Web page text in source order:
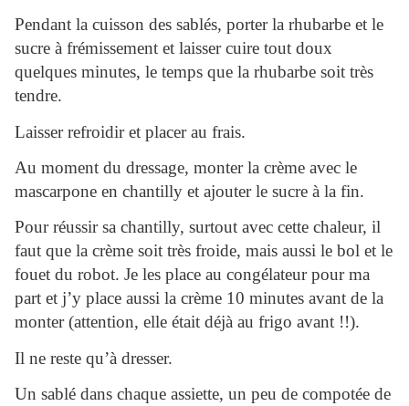
Pendant la cuisson des sablés, porter la rhubarbe et le
sucre à frémissement et laisser cuire tout doux
quelques minutes, le temps que la rhubarbe soit très
tendre.
Laisser refroidir et placer au frais.
Au moment du dressage, monter la crème avec le
mascarpone en chantilly et ajouter le sucre à la fin.
Pour réussir sa chantilly, surtout avec cette chaleur, il
faut que la crème soit très froide, mais aussi le bol et le
fouet du robot. Je les place au congélateur pour ma
part et j’y place aussi la crème 10 minutes avant de la
monter (attention, elle était déjà au frigo avant !!).
Il ne reste qu’à dresser.
Un sablé dans chaque assiette, un peu de compotée de